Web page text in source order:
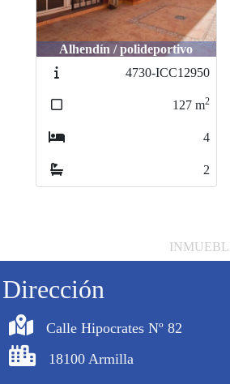
Ogíjares / BUENA ZONA
4679-ICC12958
186m2
5
2
Dirección
Calle Hipocrates Nº 82
18100 Armilla